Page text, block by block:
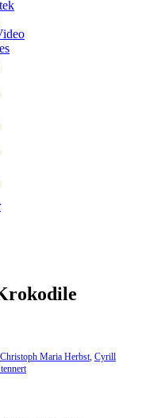
Christoph Maria Herbst, Cyrill